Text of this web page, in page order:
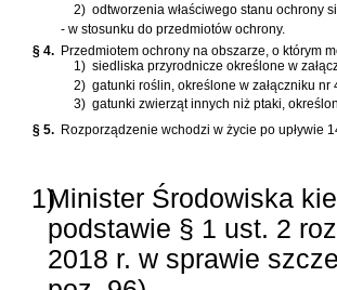
2) odtworzenia właściwego stanu ochrony
- w stosunku do przedmiotów ochrony.
§ 4. Przedmiotem ochrony na obszarze, o którym
1) siedliska przyrodnicze określone w
2) gatunki roślin, określone w załączniku
3) gatunki zwierząt innych niż ptaki,
§ 5. Rozporządzenie wchodzi w życie po upływie
1)Minister Środowiska
podstawie § 1 ust. 2
2018 r. w sprawie